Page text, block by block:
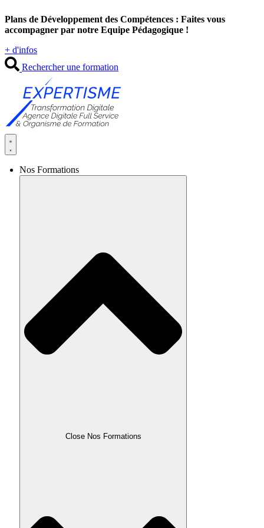
au
contenu
Plans de Développement des Compétences : Faites vous
accompagner par notre Equipe Pédagogique !
+ d'infos
Rechercher une formation
Nos Formations
Close Nos Formations